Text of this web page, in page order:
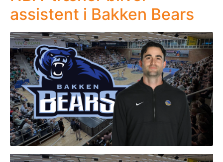
assistent i Bakken Bears